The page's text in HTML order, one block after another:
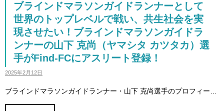
ブラインドマラソンガイドランナーとして
世界のトップレベルで戦い、共生社会を実
現させたい！ブラインドマラソンガイドラ
ンナーの山下 克尚（ヤマシタ カツタカ）選
手がFind-FCにアスリート登録！
2025年2月12日
ブラインドマラソンガイドランナー・山下 克尚選手のプロフィー…